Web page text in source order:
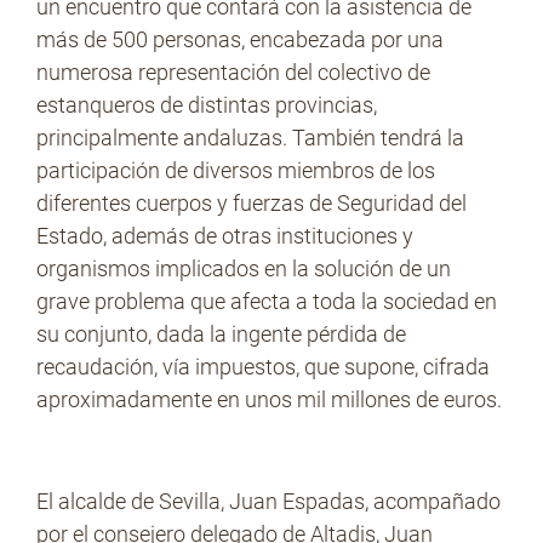
No Contrabando
Prensa
Contacto
un encuentro que contará con la asistencia de
más de 500 personas, encabezada por una
numerosa representación del colectivo de
estanqueros de distintas provincias,
principalmente andaluzas. También tendrá la
participación de diversos miembros de los
diferentes cuerpos y fuerzas de Seguridad del
Estado, además de otras instituciones y
organismos implicados en la solución de un
grave problema que afecta a toda la sociedad en
su conjunto, dada la ingente pérdida de
recaudación, vía impuestos, que supone, cifrada
aproximadamente en unos mil millones de euros.
El alcalde de Sevilla, Juan Espadas, acompañado
por el consejero delegado de Altadis, Juan